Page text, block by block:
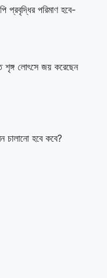
প্রবৃদ্ধির পরিমাণ হবে-
শৃঙ্গ লোৎসে জয় করেছেন
চালানো হবে কবে?